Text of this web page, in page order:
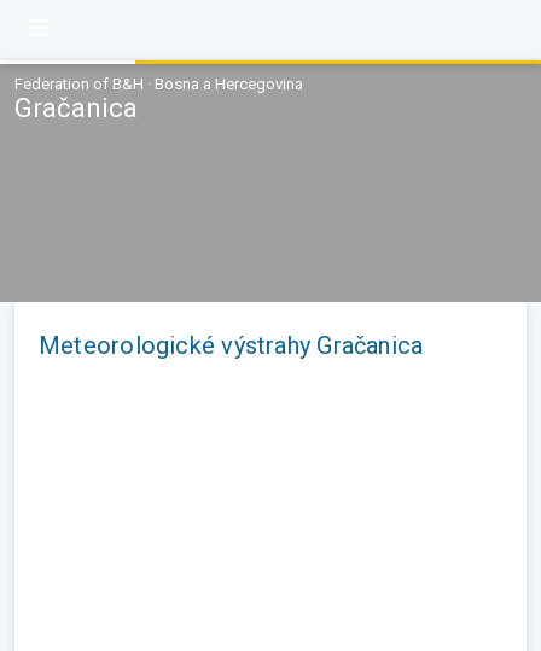
Federation of B&H · Bosna a Hercegovina
Gračanica
Meteorologické výstrahy Gračanica